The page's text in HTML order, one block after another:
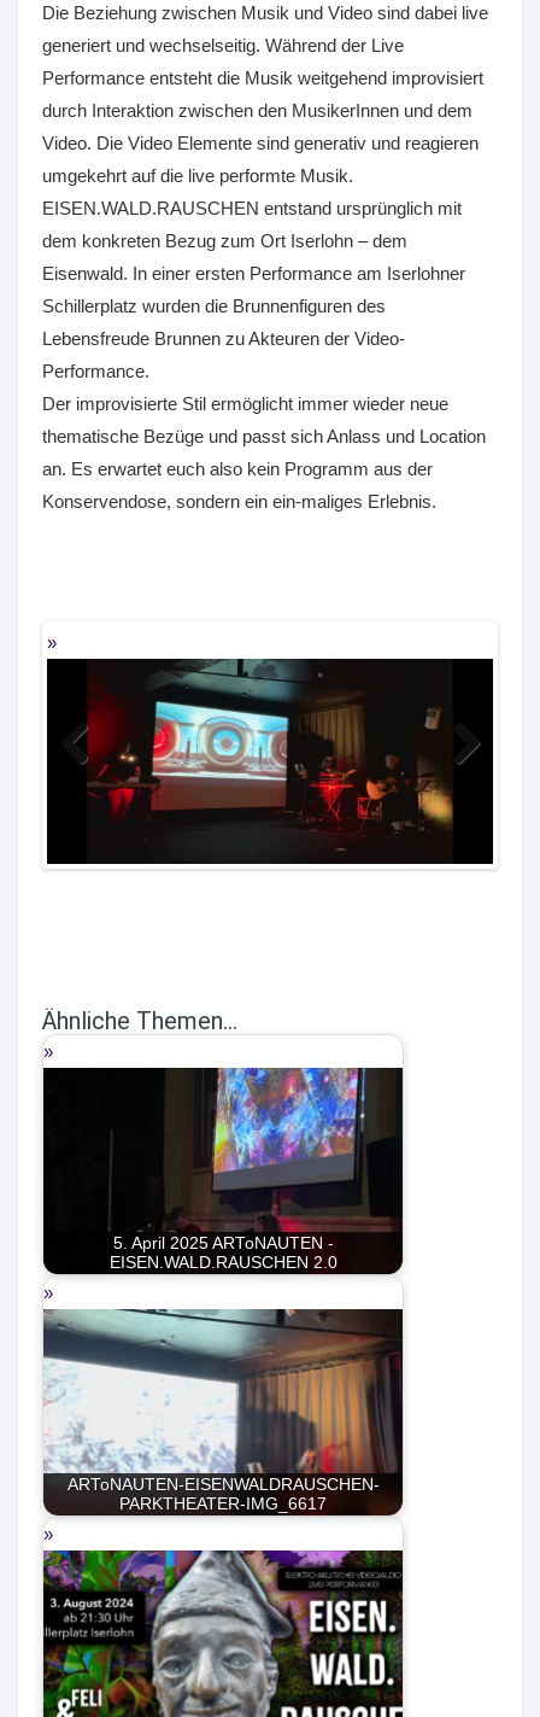
Die Beziehung zwischen Musik und Video sind dabei live
generiert und wechselseitig. Während der Live
Performance entsteht die Musik weitgehend improvisiert
durch Interaktion zwischen den MusikerInnen und dem
Video. Die Video Elemente sind generativ und reagieren
umgekehrt auf die live performte Musik.
EISEN.WALD.RAUSCHEN entstand ursprünglich mit
dem konkreten Bezug zum Ort Iserlohn – dem
Eisenwald. In einer ersten Performance am Iserlohner
Schillerplatz wurden die Brunnenfiguren des
Lebensfreude Brunnen zu Akteuren der Video-
Performance.
Der improvisierte Stil ermöglicht immer wieder neue
thematische Bezüge und passt sich Anlass und Location
an. Es erwartet euch also kein Programm aus der
Konservendose, sondern ein ein-maliges Erlebnis.
Previous
Ähnliche Themen...
5. April 2025 ARToNAUTEN -
EISEN.WALD.RAUSCHEN 2.0
ARToNAUTEN-EISENWALDRAUSCHEN-
PARKTHEATER-IMG_6617